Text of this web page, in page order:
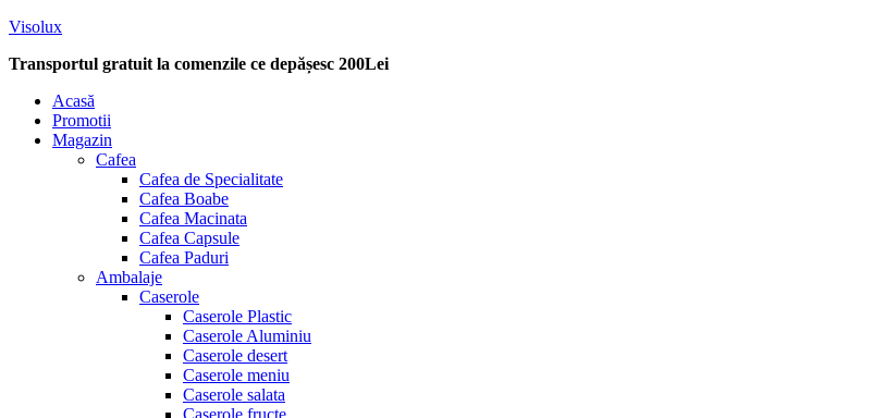
Visolux
Transportul gratuit la comenzile ce depășesc 200Lei
Menu
Acasă
Promotii
Magazin
Cafea
Cafea de Specialitate
Cafea Boabe
Cafea Macinata
Cafea Capsule
Cafea Paduri
Ambalaje
Caserole
Caserole Plastic
Caserole Aluminiu
Caserole desert
Caserole meniu
Caserole salata
Caserole fructe